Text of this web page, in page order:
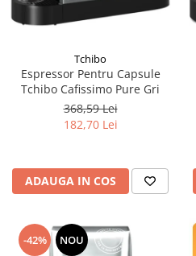
Tchibo
Espressor Pentru Capsule
Tchibo Cafissimo Pure Gri
368,59 Lei
182,70 Lei
ADAUGA IN COS
-42% NOU